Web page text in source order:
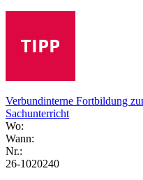
Verbundinterne Fortbildung
Sachunterricht
Wo:
Wann:
Nr.:
26-1020240